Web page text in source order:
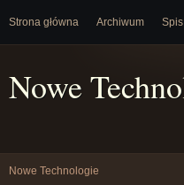
Strona główna Archiwum
Nowe
Nowe Technologie